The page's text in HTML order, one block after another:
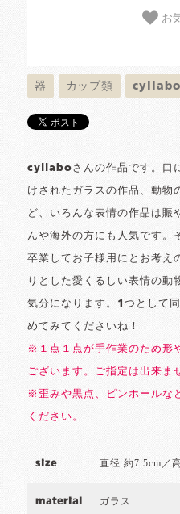
お
器 カップ類 cyilabo
cyilaboさんの作品です。口
けされたガラスの作品、動物
ど、いろんな表情の作品は賑
んや海外の方にも人気です。
卒業してお子様用にとお考
りとした愛くるしい表情の動
気分になります。1つとして
めてみてくださいね！
※１点１点が手作業のため形
ございます。ご指定は出来ま
※歪みや黒点、ピンホールな
ください。
size 直径 約7.5cm／
material ガラス